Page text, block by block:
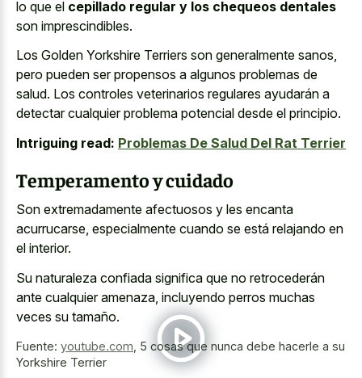
lo que el cepillado regular y los chequeos dentales
son imprescindibles.
Los Golden Yorkshire Terriers son generalmente sanos,
pero pueden ser propensos a algunos problemas de
salud. Los controles veterinarios regulares ayudarán a
detectar cualquier problema potencial desde el principio.
Intriguing read: Problemas De Salud Del Rat Terrier
Temperamento y cuidado
Son extremadamente afectuosos y les encanta
acurrucarse, especialmente cuando se está relajando en
el interior.
Su naturaleza confiada significa que no retrocederán
ante cualquier amenaza, incluyendo perros muchas
veces su tamaño.
Fuente: youtube.com 5 cosas que nunca debe hacerle a su
Yorkshire Terrier